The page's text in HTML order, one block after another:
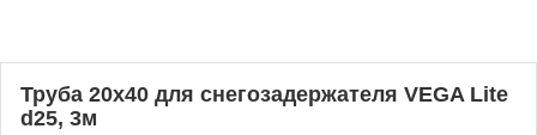
Труба 20х40 для снегозадержателя VEGA Lite
d25, 3м